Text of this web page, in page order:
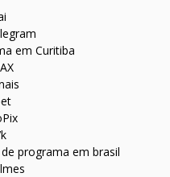
em Curitiba
programa em brasil